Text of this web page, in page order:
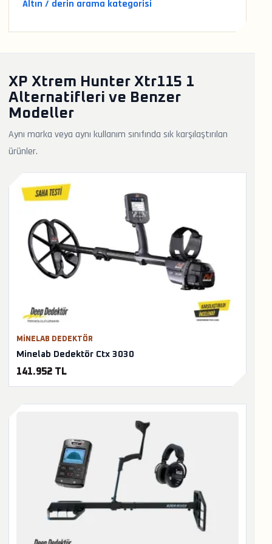
Altın / derin arama kategorisi
XP Xtrem Hunter Xtr115 1
Alternatifleri ve Benzer
Modeller
Aynı marka veya aynı kullanım sınıfında sık karşılaştırılan
ürünler.
MINELAB DEDEKTÖR
Minelab Dedektör Ctx 3030
141.952 TL